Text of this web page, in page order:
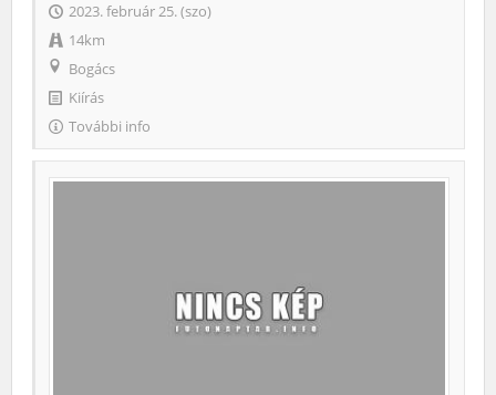
2023. február 25. (szo)
14km
Bogács
Kiírás
További info